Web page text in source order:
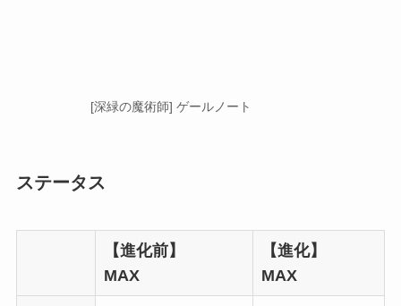
[深緑の魔術師] ゲールノート
ステータス
【進化前】
MAX
【進化】
MAX